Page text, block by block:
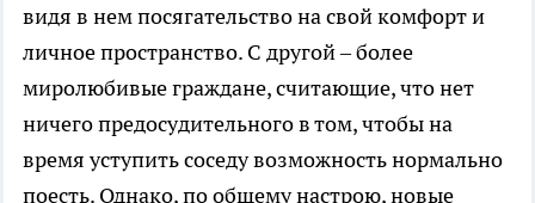
видя в нем посягательство на свой комфорт и
личное пространство. С другой – более
миролюбивые граждане, считающие, что нет
ничего предосудительного в том, чтобы на
время уступить соседу возможность нормально
поесть. Однако, по общему настрою, новые